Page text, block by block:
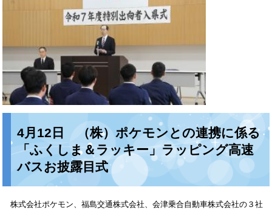
4月12日 （株）ポケモンとの連携に係る
「ふくしま＆ラッキー」ラッピング高速
バスお披露目式
株式会社ポケモン、福島交通株式会社、会津乗合自動車株式会社の３社